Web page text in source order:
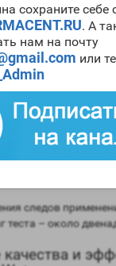
сохраните себе
. А
нам на почту
или
– 320
гормоном;
– 30
в
отсутствует;
на печень –
инъекционная;
следов
– около
и